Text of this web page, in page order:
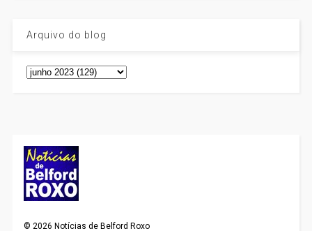
Arquivo do blog
©2026 Notícias de Belford Roxo